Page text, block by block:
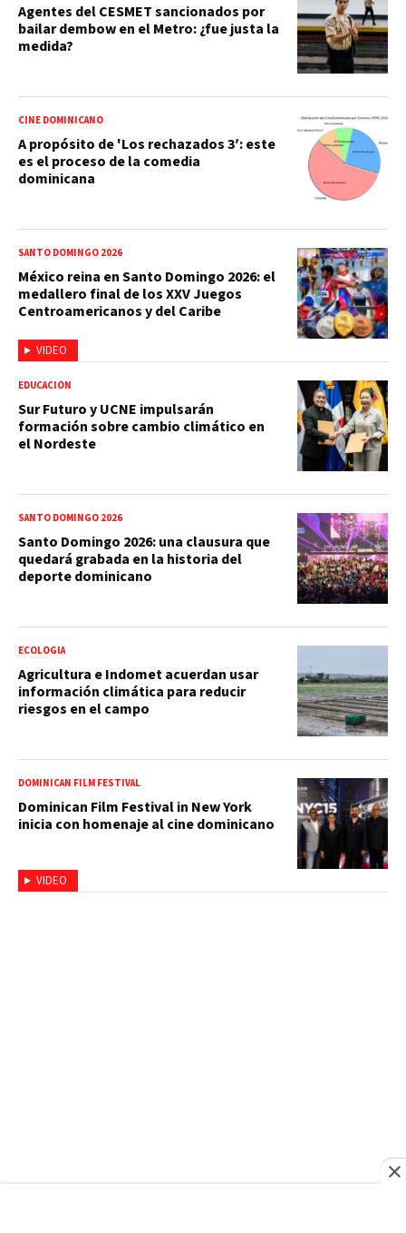
Agentes del CESMET sancionados por
bailar dembow en el Metro: ¿fue justa la
medida?
CINE DOMINICANO
A propósito de 'Los rechazados 3′: este
es el proceso de la comedia
dominicana
VIDEO
SANTO DOMINGO 2026
México reina en Santo Domingo 2026: el
medallero final de los XXV Juegos
Centroamericanos y del Caribe
EDUCACIÓN
Sur Futuro y UCNE impulsarán
formación sobre cambio climático en
el Nordeste
SANTO DOMINGO 2026
Santo Domingo 2026: una clausura que
quedará grabada en la historia del
deporte dominicano
ECOLOGIA
Agricultura e Indomet acuerdan usar
información climática para reducir
riesgos en el campo
VIDEO
DOMINICAN FILM FESTIVAL
Dominican Film Festival in New York
inicia con homenaje al cine dominicano